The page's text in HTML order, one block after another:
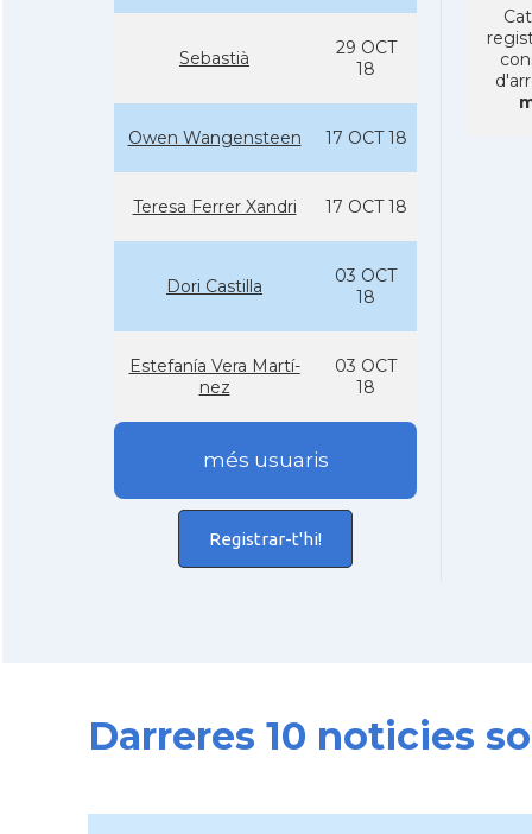
Sebastià
29 OCT
18
Owen Wangensteen 17 OCT 18
Teresa Ferrer Xandri 17 OCT 18
Dori Castilla
03 OCT
18
Estefaní­a Vera Martí­
nez
03 OCT
18
més usuaris
Registrar-t'hi!
Darreres 10 noticies